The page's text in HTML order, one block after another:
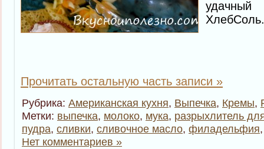
ХлебСоль.
Прочитать остальную часть записи »
Рубрика: Американская кухня, Выпечка, Кремы,
Метки: выпечка, молоко, мука, разрыхлитель
пудра, сливки, сливочное масло, филадельфия
Нет комментариев »